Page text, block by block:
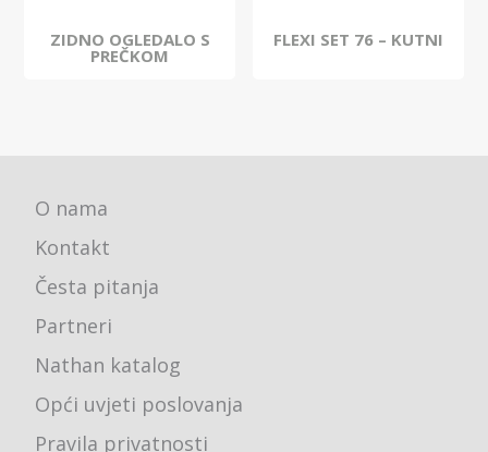
ZIDNO OGLEDALO S
PREČKOM
FLEXI SET 76 – KUTNI
O nama
Kontakt
Česta pitanja
Partneri
Nathan katalog
Opći uvjeti poslovanja
Pravila privatnosti